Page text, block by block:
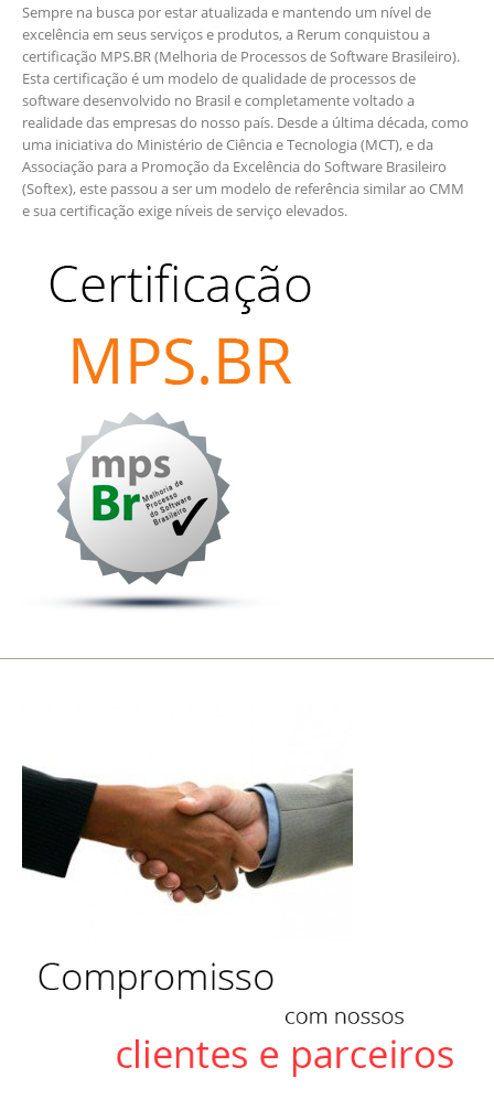
Sempre na busca por estar atualizada e mantendo um nível de
excelência em seus serviços e produtos, a Rerum conquistou a
certificação MPS.BR (Melhoria de Processos de Software Brasileiro).
Esta certificação é um modelo de qualidade de processos de
software desenvolvido no Brasil e completamente voltado a
realidade das empresas do nosso país. Desde a última década, como
uma iniciativa do Ministério de Ciência e Tecnologia (MCT), e da
Associação para a Promoção da Excelência do Software Brasileiro
(Softex), este passou a ser um modelo de referência similar ao CMM
e sua certificação exige níveis de serviço elevados.